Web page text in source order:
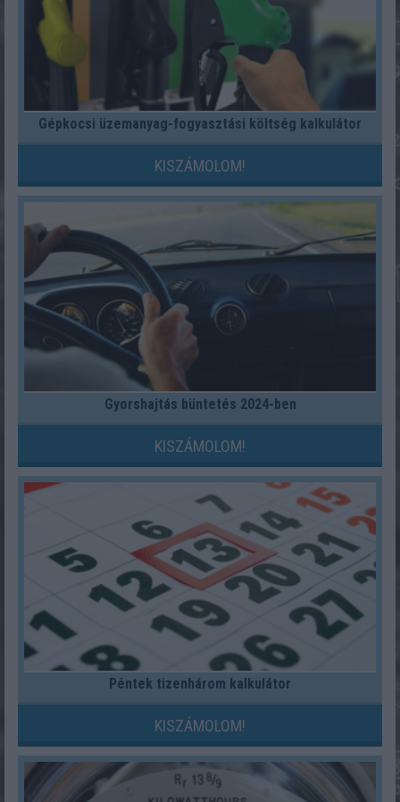
Gépkocsi üzemanyag-fogyasztási költség kalkulátor
KISZÁMOLOM!
Gyorshajtás büntetés 2024-ben
KISZÁMOLOM!
Péntek tizenhárom kalkulátor
KISZÁMOLOM!